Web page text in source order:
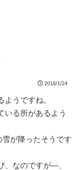
2016/1/24
うですね。
いる所があるよう
が降ったそうです
、なのですが―、